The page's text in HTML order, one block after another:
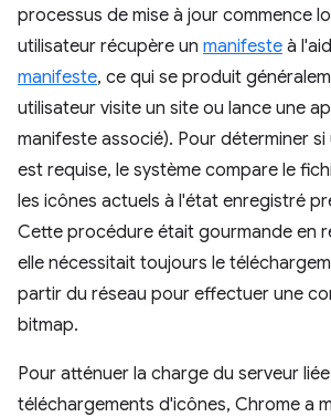
processus de mise à jour commence
utilisateur récupère un manifeste à
manifeste, ce qui se produit
utilisateur visite un site ou lance une
manifeste associé). Pour déterminer si
est requise, le système compare le
les icônes actuels à l'état enregistré
Cette procédure était gourmande en
elle nécessitait toujours le
partir du réseau pour effectuer une
bitmap.
Pour atténuer la charge du serveur
téléchargements d'icônes, Chrome a